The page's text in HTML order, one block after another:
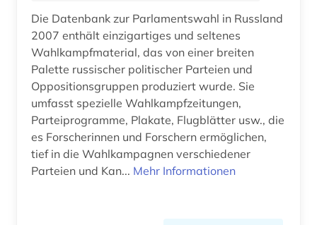
max (2)
medien (1)
medienwissenschaft (1)
medizin (2)
menschenrechte (1)
migration (1)
Die Datenbank zur Parlamentswahl in Russland
2007 enthält einzigartiges und seltenes
Wahlkampfmaterial, das von einer breiten
Palette russischer politischer Parteien und
Oppositionsgruppen produziert wurde. Sie
umfasst spezielle Wahlkampfzeitungen,
Parteiprogramme, Plakate, Flugblätter usw., die
es Forscherinnen und Forschern ermöglichen,
tief in die Wahlkampagnen verschiedener
Parteien und Kan... Mehr Informationen